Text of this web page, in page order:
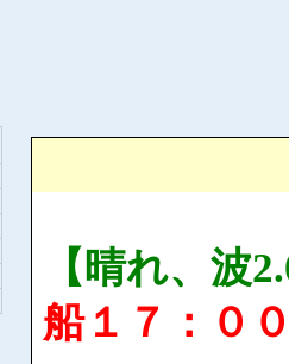
【晴れ、波
船１７：０